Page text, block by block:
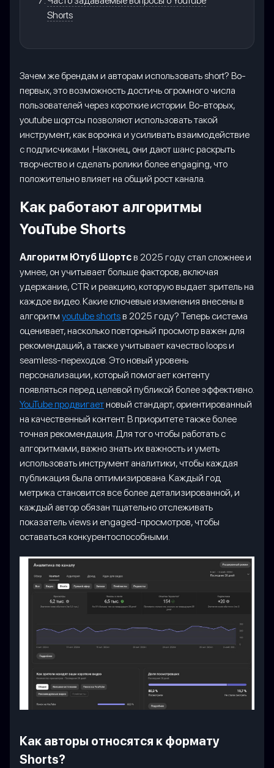
Shorts
Зачем же брендам и авторам использовать short? Во-
первых, это возможность достичь огромного числа
пользователей через короткие истории. Во-вторых,
youtube шортсы позволяют использовать такой
инструмент, как воронка и усиливать взаимодействие
с подписчиками. Наконец, они дают шанс раскрыть
творчество и сделать ролики более engaging, что
положительно влияет на общий рост канала.
Как работают алгоритмы
YouTube Shorts
Алгоритм Ютуб Шортсв 2025 году стал сложнее и
умнее, он учитывает больше факторов, включая
удержание, CTR и реакцию, которую выдает зритель на
каждое видео. Какие ключевые изменения внесены в
алгоритм youtube shortsв 2025 году? Теперь система
оценивает, насколько повторный просмотр важен для
рекомендаций, а также учитывает качество loops и
seamless-переходов. Это новый уровень
персонализации, который помогает контенту
появляться перед целевой публикой более эффективно.
YouTube продвигаетновый стандарт, ориентированный
на качественный контент. В приоритете также более
точная рекомендация. Для того чтобы работать с
алгоритмами, важно знать их важность и уметь
использовать инструмент аналитики, чтобы каждая
публикация была оптимизирована. Каждый год
метрика становится все более детализированной, и
каждый автор обязан тщательно отслеживать
показатель views и engaged-просмотров, чтобы
оставаться конкурентоспособными.
Как авторы относятся к формату
Shorts?